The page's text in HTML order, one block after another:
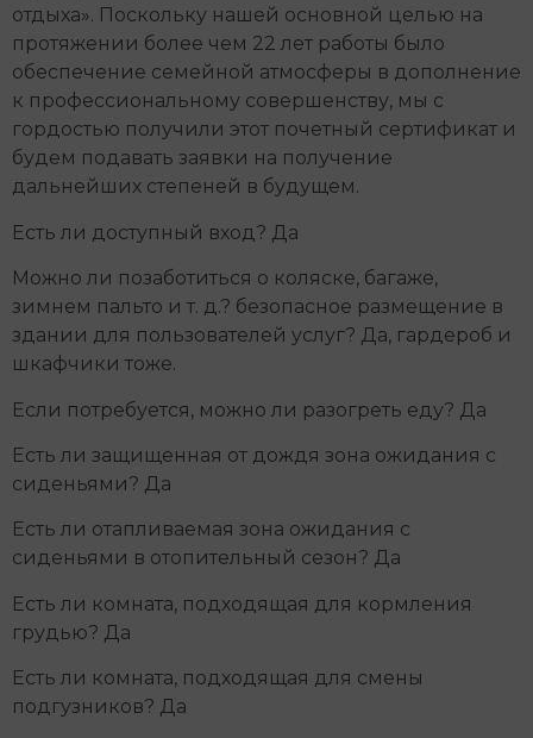
отдыха». Поскольку нашей основной целью на
протяжении более чем 22 лет работы было
обеспечение семейной атмосферы в дополнение
к профессиональному совершенству, мы с
гордостью получили этот почетный сертификат и
будем подавать заявки на получение
дальнейших степеней в будущем.
Есть ли доступный вход? Да
Можно ли позаботиться о коляске, багаже,
зимнем пальто и т. д.? безопасное размещение в
здании для пользователей услуг? Да, гардероб и
шкафчики тоже.
Если потребуется, можно ли разогреть еду? Да
Есть ли защищенная от дождя зона ожидания с
сиденьями? Да
Есть ли отапливаемая зона ожидания с
сиденьями в отопительный сезон? Да
Есть ли комната, подходящая для кормления
грудью? Да
Есть ли комната, подходящая для смены
подгузников? Да